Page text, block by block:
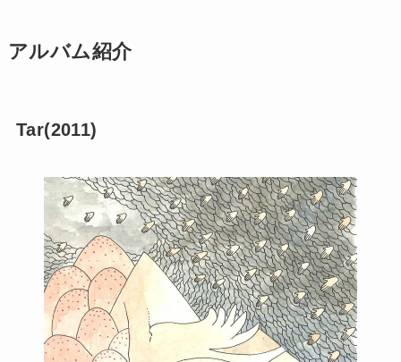
アルバム紹介
Tar(2011)